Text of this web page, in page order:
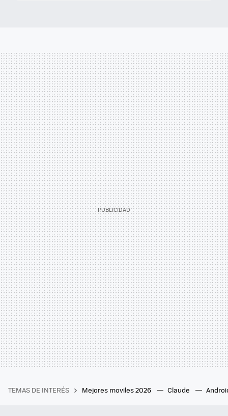
TEMAS DE INTERÉS Mejores moviles 2026 Claude